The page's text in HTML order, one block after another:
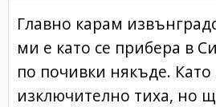
Главно карам
ми е като се прибера в
по почивки някъде. Като
изключително тиха, но